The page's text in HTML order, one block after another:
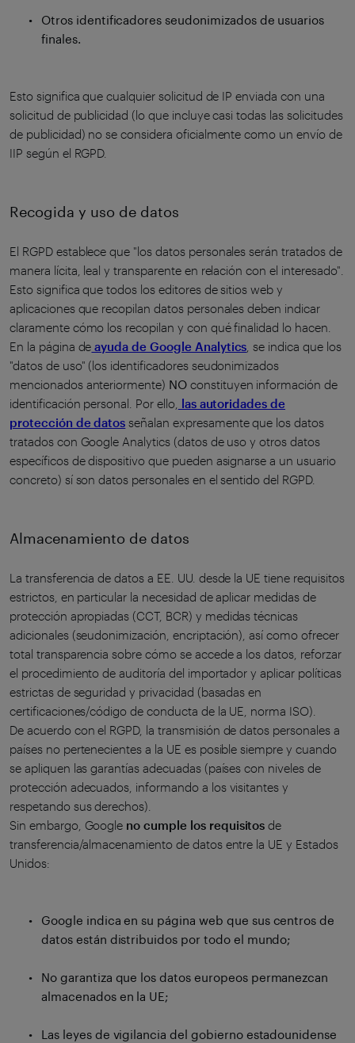
Otros identificadores seudonimizados de usuarios
finales.
Esto significa que cualquier solicitud de IP enviada con una
solicitud de publicidad (lo que incluye casi todas las solicitudes
de publicidad) no se considera oficialmente como un envío de
IIP según el RGPD.
Recogida y uso de datos
El RGPD establece que "los datos personales serán tratados de
manera lícita, leal y transparente en relación con el interesado".
Esto significa que todos los editores de sitios web y
aplicaciones que recopilan datos personales deben indicar
claramente cómo los recopilan y con qué finalidad lo hacen.
En la página de ayuda de Google Analytics , se indica que los
"datos de uso" (los identificadores seudonimizados
mencionados anteriormente) NOconstituyen información de
identificación personal. Por ello,
las autoridades de
protección de datos señalan expresamente que los datos
tratados con Google Analytics (datos de uso y otros datos
específicos de dispositivo que pueden asignarse a un usuario
concreto) sí son datos personales en el sentido del RGPD.
Almacenamiento de datos
La transferencia de datos a EE. UU. desde la UE tiene requisitos
estrictos, en particular la necesidad de aplicar medidas de
protección apropiadas (CCT, BCR) y medidas técnicas
adicionales (seudonimización, encriptación), así como ofrecer
total transparencia sobre cómo se accede a los datos, reforzar
el procedimiento de auditoría del importador y aplicar políticas
estrictas de seguridad y privacidad (basadas en
certificaciones/código de conducta de la UE, norma ISO).
De acuerdo con el RGPD, la transmisión de datos personales a
países no pertenecientes a la UE es posible siempre y cuando
se apliquen las garantías adecuadas (países con niveles de
protección adecuados, informando a los visitantes y
respetando sus derechos).
Sin embargo, Google no cumple los requisitos de
transferencia/almacenamiento de datos entre la UE y Estados
Unidos:
Google indica en su página web que sus centros de
datos están distribuidos por todo el mundo;
No garantiza que los datos europeos permanezcan
almacenados en la UE;
Las leyes de vigilancia del gobierno estadounidense